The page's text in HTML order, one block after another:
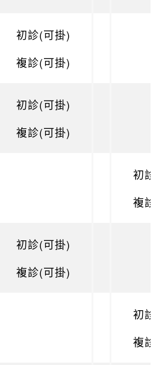
初診(可掛)
複診(可掛)
初診(可掛)
複診(可掛)
初診(
複診(
初診(可掛)
複診(可掛)
初診(
複診(